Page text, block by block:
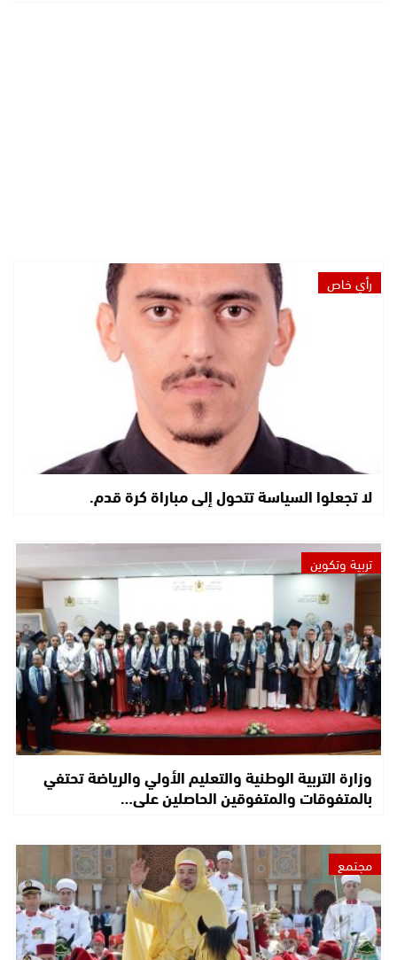
رأي خاص
لا تجعلوا السياسة تتحول إلى مباراة كرة قدم.
تربية وتكوين
وزارة التربية الوطنية والتعليم الأولي والرياضة تحتفي
بالمتفوقات والمتفوقين الحاصلين على…
مجتمع